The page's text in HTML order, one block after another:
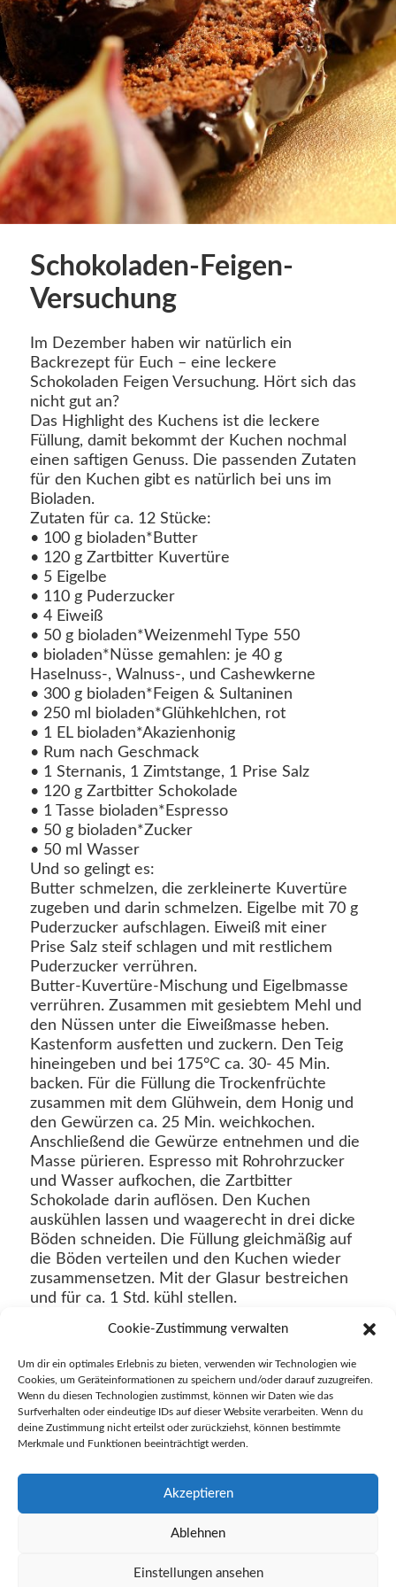
Cookie-Zustimmung verwalten
Um dir ein optimales Erlebnis zu bieten, verwenden wir Technologien wie
Cookies, um Geräteinformationen zu speichern und/oder darauf zuzugreifen.
Wenn du diesen Technologien zustimmst, können wir Daten wie das
Surfverhalten oder eindeutige IDs auf dieser Website verarbeiten. Wenn du
deine Zustimmung nicht erteilst oder zurückziehst, können bestimmte
Merkmale und Funktionen beeinträchtigt werden.
Akzeptieren
Ablehnen
Einstellungen ansehen
Schokoladen-Feigen-
Versuchung
Im Dezember haben wir natürlich ein
Backrezept für Euch – eine leckere
Schokoladen Feigen Versuchung. Hört sich das
nicht gut an?
Das Highlight des Kuchens ist die leckere
Füllung, damit bekommt der Kuchen nochmal
einen saftigen Genuss. Die passenden Zutaten
für den Kuchen gibt es natürlich bei uns im
Bioladen.
Zutaten für ca. 12 Stücke:
• 100 g bioladen*Butter
• 120 g Zartbitter Kuvertüre
• 5 Eigelbe
• 110 g Puderzucker
• 4 Eiweiß
• 50 g bioladen*Weizenmehl Type 550
• bioladen*Nüsse gemahlen: je 40 g
Haselnuss-, Walnuss-, und Cashewkerne
• 300 g bioladen*Feigen & Sultaninen
• 250 ml bioladen*Glühkehlchen, rot
• 1 EL bioladen*Akazienhonig
• Rum nach Geschmack
• 1 Sternanis, 1 Zimtstange, 1 Prise Salz
• 120 g Zartbitter Schokolade
• 1 Tasse bioladen*Espresso
• 50 g bioladen*Zucker
• 50 ml Wasser
Und so gelingt es:
Butter schmelzen, die zerkleinerte Kuvertüre
zugeben und darin schmelzen. Eigelbe mit 70 g
Puderzucker aufschlagen. Eiweiß mit einer
Prise Salz steif schlagen und mit restlichem
Puderzucker verrühren.
Butter-Kuvertüre-Mischung und Eigelbmasse
verrühren. Zusammen mit gesiebtem Mehl und
den Nüssen unter die Eiweißmasse heben.
Kastenform ausfetten und zuckern. Den Teig
hineingeben und bei 175°C ca. 30- 45 Min.
backen. Für die Füllung die Trockenfrüchte
zusammen mit dem Glühwein, dem Honig und
den Gewürzen ca. 25 Min. weichkochen.
Anschließend die Gewürze entnehmen und die
Masse pürieren. Espresso mit Rohrohrzucker
und Wasser aufkochen, die Zartbitter
Schokolade darin auflösen. Den Kuchen
auskühlen lassen und waagerecht in drei dicke
Böden schneiden. Die Füllung gleichmäßig auf
die Böden verteilen und den Kuchen wieder
zusammensetzen. Mit der Glasur bestreichen
und für ca. 1 Std. kühl stellen.
18. Dezember 2024
inStartseite
← VORHERIGER BEITRAG
NÄCHSTER BEITRAG →